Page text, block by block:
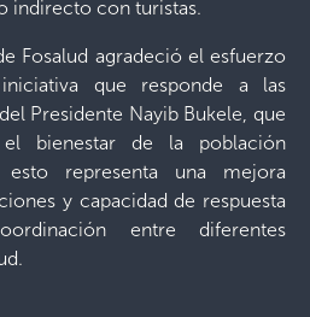
indirecto con turistas.
Fosalud agradeció el esfuerzo
que responde a las
Presidente Nayib Bukele, que
bienestar de la población
esto representa una mejora
y capacidad de respuesta
entre diferentes